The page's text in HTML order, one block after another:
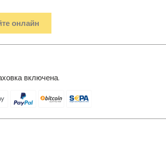
онлайн
включена.